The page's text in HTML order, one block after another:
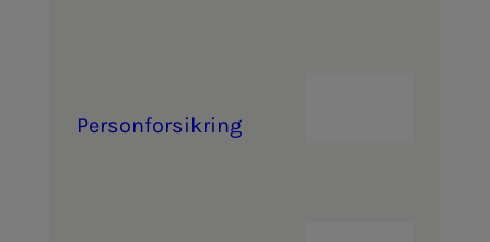
Per­­­son­­­for­­­sik­ring